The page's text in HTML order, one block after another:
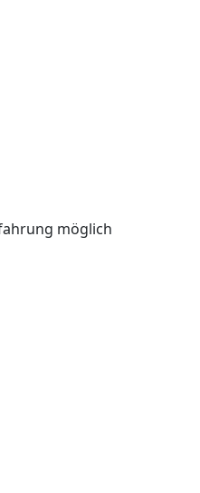
möglich